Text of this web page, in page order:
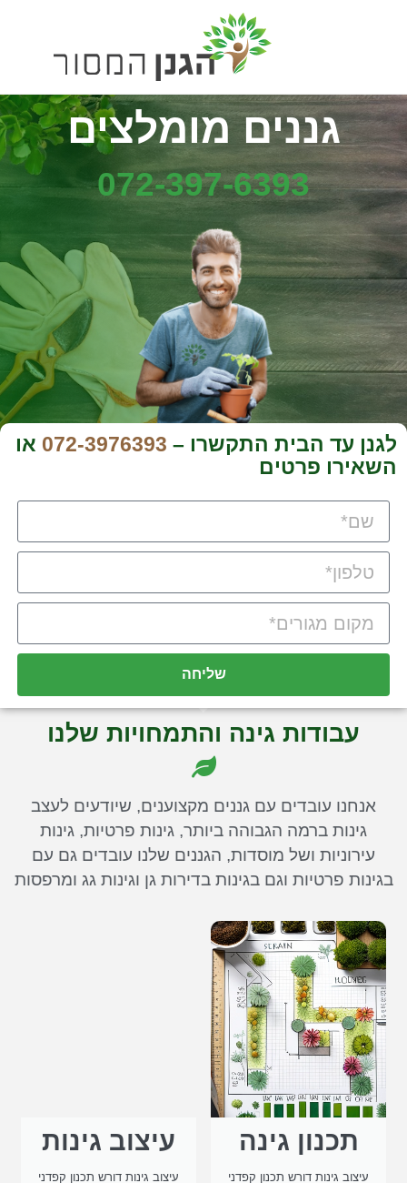
גננים מומלצים
072-397-6393
לגנן עד הבית התקשרו – 072-3976393 או
השאירו פרטים
שליחה
עבודות גינה והתמחויות שלנו
אנחנו עובדים עם גננים מקצוענים, שיודעים לעצב
גינות ברמה הגבוהה ביותר, גינות פרטיות, גינות
עירוניות ושל מוסדות, הגננים שלנו עובדים גם עם
בגינות פרטיות וגם בגינות בדירות גן וגינות גג ומרפסות
תכנון גינה
עיצוב גינות דורש תכנון קפדני
עיצוב גינות
עיצוב גינות דורש תכנון קפדני